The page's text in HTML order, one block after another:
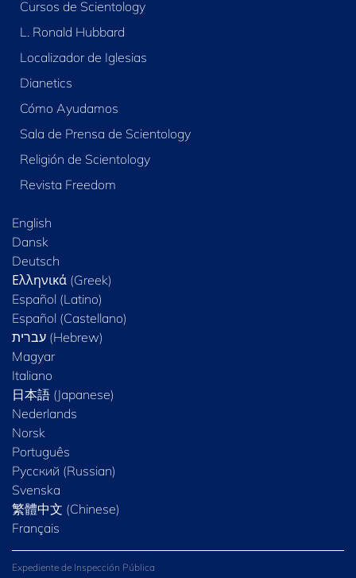
Cursos de Scientology
L. Ronald Hubbard
Localizador de Iglesias
Dianetics
Cómo Ayudamos
Sala de Prensa de Scientology
Religión de Scientology
Revista Freedom
English
Dansk
Deutsch
Ελληνικά (Greek)
Español (Latino)
Español (Castellano)
Magyar
Italiano
日本語 (Japanese)
Nederlands
Norsk
Português
Русский (Russian)
Svenska
繁體中文 (Chinese)
Français
Expediente de Inspección Pública